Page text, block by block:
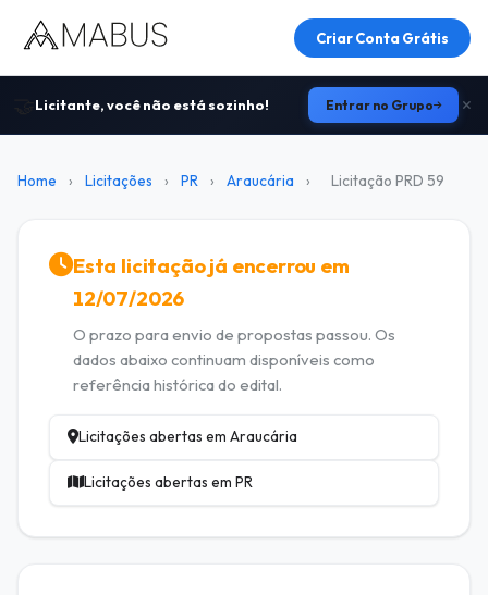
Criar Conta Grátis
Licitante, você não está sozinho! Entrar no Grupo
Home › Licitações › PR › Araucária › Licitação PRD 59
Esta licitação já encerrou em
12/07/2026
O prazo para envio de propostas passou. Os
dados abaixo continuam disponíveis como
referência histórica do edital.
Licitações abertas em Araucária
Licitações abertas em PR